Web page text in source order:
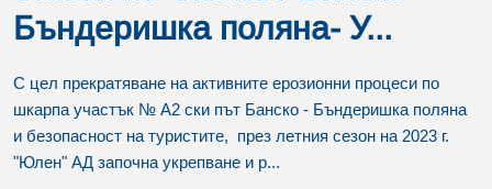
Бъндеришка поляна- У...
С цел прекратяване на активните ерозионни процеси по
шкарпа участък № А2 ски път Банско - Бъндеришка поляна
и безопасност на туристите, през летния сезон на 2023 г.
"Юлен" АД започна укрепване и р...